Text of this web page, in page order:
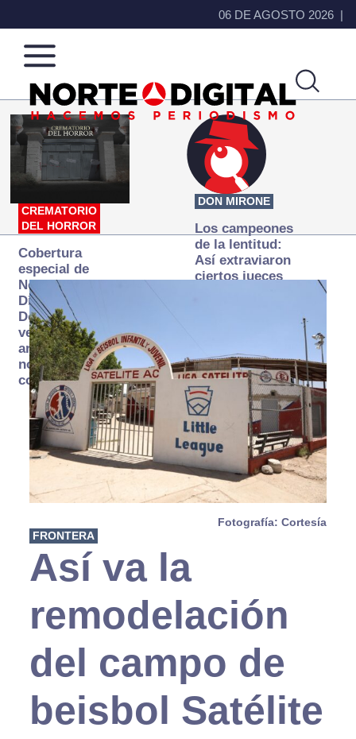
06 DE AGOSTO 2026
Norte
de
Ciudad
Más
que
noticias,
hacemos periodismo
CREMATORIO
DEL HORROR
Cobertura
especial de
Norte
Digital:
Donde la
verdad
arde… pero
no se
consume
DON MIRONE
Los campeones
de la lentitud:
Así extraviaron
ciertos jueces
Fotografía: Cortesía
FRONTERA
Así va la
remodelación
del campo de
beisbol Satélite